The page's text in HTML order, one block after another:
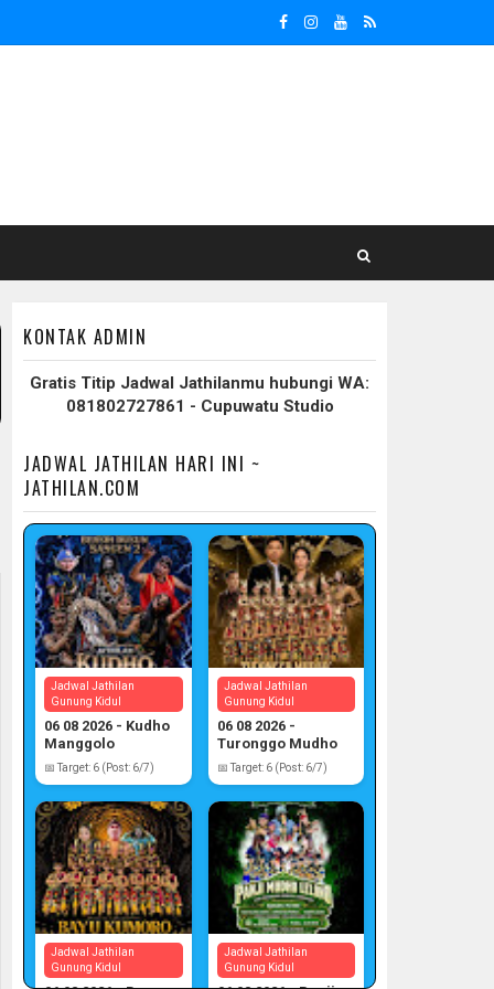
KONTAK ADMIN
Gratis Titip Jadwal Jathilanmu hubungi WA:
081802727861 - Cupuwatu Studio
JADWAL JATHILAN HARI INI ~
JATHILAN.COM
Jadwal Jathilan
Gunung Kidul
06 08 2026 - Kudho
Manggolo
📅 Target: 6 (Post: 6/7)
Jadwal Jathilan
Gunung Kidul
06 08 2026 -
Turonggo Mudho
📅 Target: 6 (Post: 6/7)
Jadwal Jathilan
Gunung Kidul
Jadwal Jathilan
Gunung Kidul